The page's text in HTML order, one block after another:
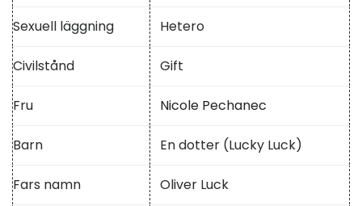
Sexuell läggning Hetero
Civilstånd Gift
Fru Nicole Pechanec
Barn En dotter (Lucky Luck)
Fars namn Oliver Luck